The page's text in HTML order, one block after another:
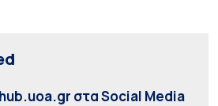
στα Social Media